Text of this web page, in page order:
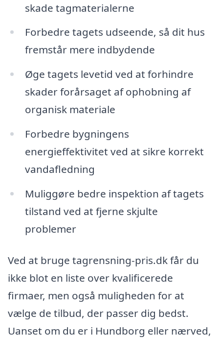
skade tagmaterialerne
Forbedre tagets udseende, så dit hus
fremstår mere indbydende
Øge tagets levetid ved at forhindre
skader forårsaget af ophobning af
organisk materiale
Forbedre bygningens
energieffektivitet ved at sikre korrekt
vandafledning
Muliggøre bedre inspektion af tagets
tilstand ved at fjerne skjulte
problemer
Ved at bruge tagrensning-pris.dk får du
ikke blot en liste over kvalificerede
firmaer, men også muligheden for at
vælge de tilbud, der passer dig bedst.
Uanset om du er i Hundborg eller nærved,